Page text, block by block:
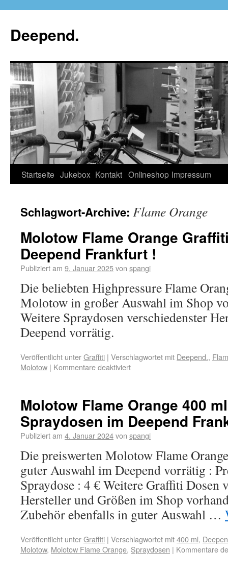
Deepend.
Startseite Jukebox Kontakt Onlineshop Impressum
Schlagwort-Archive: Flame Orange
Molotow Flame Orange
Deepend Frankfurt !
Publiziert am 9. Januar 2025von spangi
Die beliebten Highpressure Flame
Molotow in großer Auswahl im Shop
Weitere Spraydosen verschiedenster
Deepend vorrätig.
Veröffentlicht unterGraffiti | Verschlagwortet mit Deepend.,
Molotow | Kommentare deaktiviert
Molotow Flame Orange 400
Spraydosen im Deepend
Publiziert am 4. Januar 2024von spangi
Die preiswerten Molotow Flame
guter Auswahl im Deepend vorrätig :
Spraydose : 4 € Weitere Graffiti Dosen
Hersteller und Größen im Shop
Zubehör ebenfalls in guter Auswahl …
Veröffentlicht unterGraffiti | Verschlagwortet mit400 ml,
Molotow, Molotow Flame Orange, Spraydosen | Kommentare